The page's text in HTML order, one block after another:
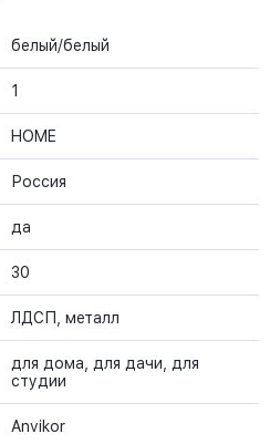
белый/белый
1
HOME
Россия
да
30
ЛДСП, металл
для дома, для дачи, для
студии
Anvikor